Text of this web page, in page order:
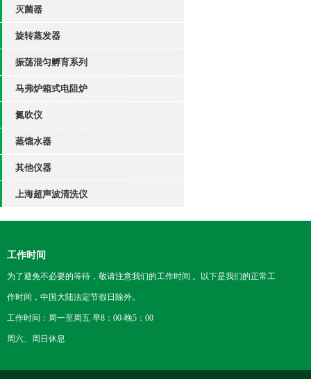
灭菌器
旋转蒸发器
振荡混匀孵育系列
马弗炉箱式电阻炉
氮吹仪
蒸馏水器
其他仪器
上海超声波清洗仪
工作时间
为了避免不必要的等待，敬请注意我们的工作时间 。以下是我们的正常工
作时间，中国大陆法定节假日除外。
工作时间：周一至周五 早8：00-晚5：00
周六、周日休息